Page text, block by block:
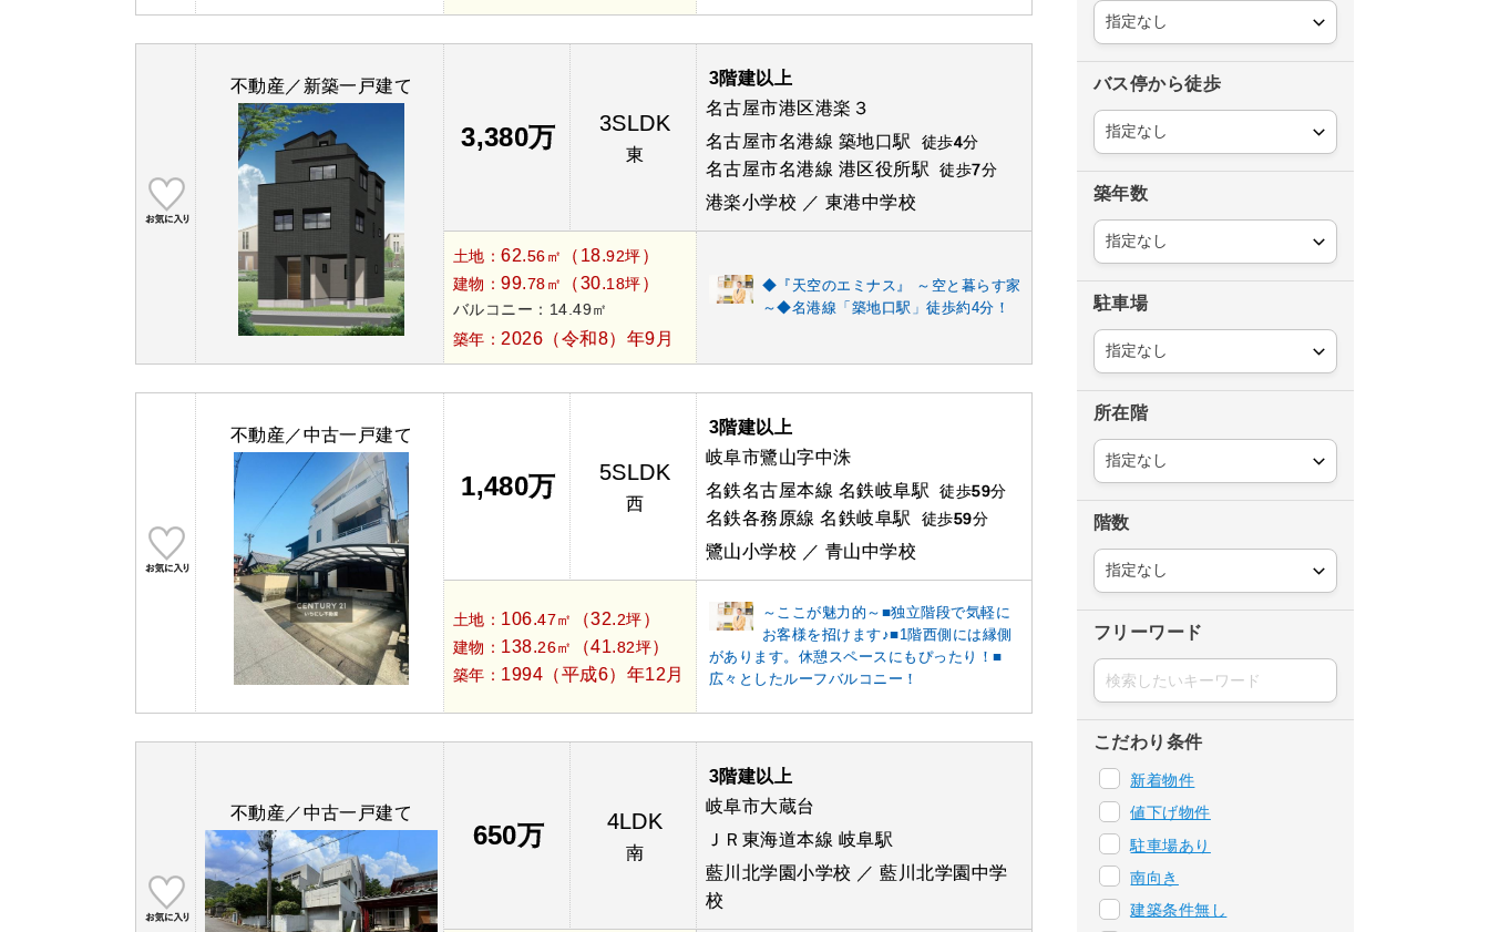
不動産／新築一戸建て
3,380万 3SLDK
東
3階建以上
名古屋市港区港楽３
名古屋市名港線 築地口駅
徒歩4分
名古屋市名港線 港区役所駅 徒歩7分
港楽小学校 ／ 東港中学校
土地：62.56㎡ （18.92坪）
建物：99.78㎡ （30.18坪）
バルコニー：14.49㎡
築年： 2026（令和8）年9月
◆『天空のエミナス』 ～空と暮らす家
～◆名港線「築地口駅」徒歩約4分！
不動産／中古一戸建て
1,480万 5SLDK
西
3階建以上
岐阜市鷺山字中洙
名鉄名古屋本線 名鉄岐阜駅 徒歩59分
名鉄各務原線 名鉄岐阜駅 徒歩59分
鷺山小学校 ／ 青山中学校
土地： 106.47㎡ （32.2坪）
建物： 138.26㎡ （41.82坪）
築年： 1994（平成6）年12月
～ここが魅力的～■独立階段で気軽に
お客様を招けます♪■1階西側には縁側
があります。休憩スペースにもぴったり！■
広々としたルーフバルコニー！
不動産／中古一戸建て
650万 4LDK
南
3階建以上
岐阜市大蔵台
ＪＲ東海道本線 岐阜駅
藍川北学園小学校 ／ 藍川北学園中学
校
バス停から徒歩
築年数
駐車場
所在階
階数
フリーワード
こだわり条件
新着物件
値下げ物件
駐車場あり
南向き
建築条件無し